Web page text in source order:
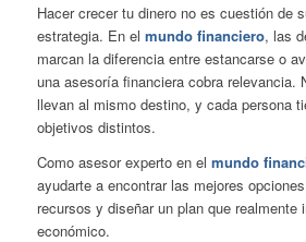
Hacer crecer tu dinero no es cuestión de
estrategia. En el mundo financiero, las
marcan la diferencia entre estancarse o
una asesoría financiera cobra relevancia.
llevan al mismo destino, y cada persona
objetivos distintos.
Como asesor experto en el mundo
ayudarte a encontrar las mejores
recursos y diseñar un plan que realmente
económico.